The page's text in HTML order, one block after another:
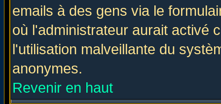
emails à des gens via le
où l'administrateur aurait activé
l'utilisation malveillante du
anonymes.
Revenir en haut